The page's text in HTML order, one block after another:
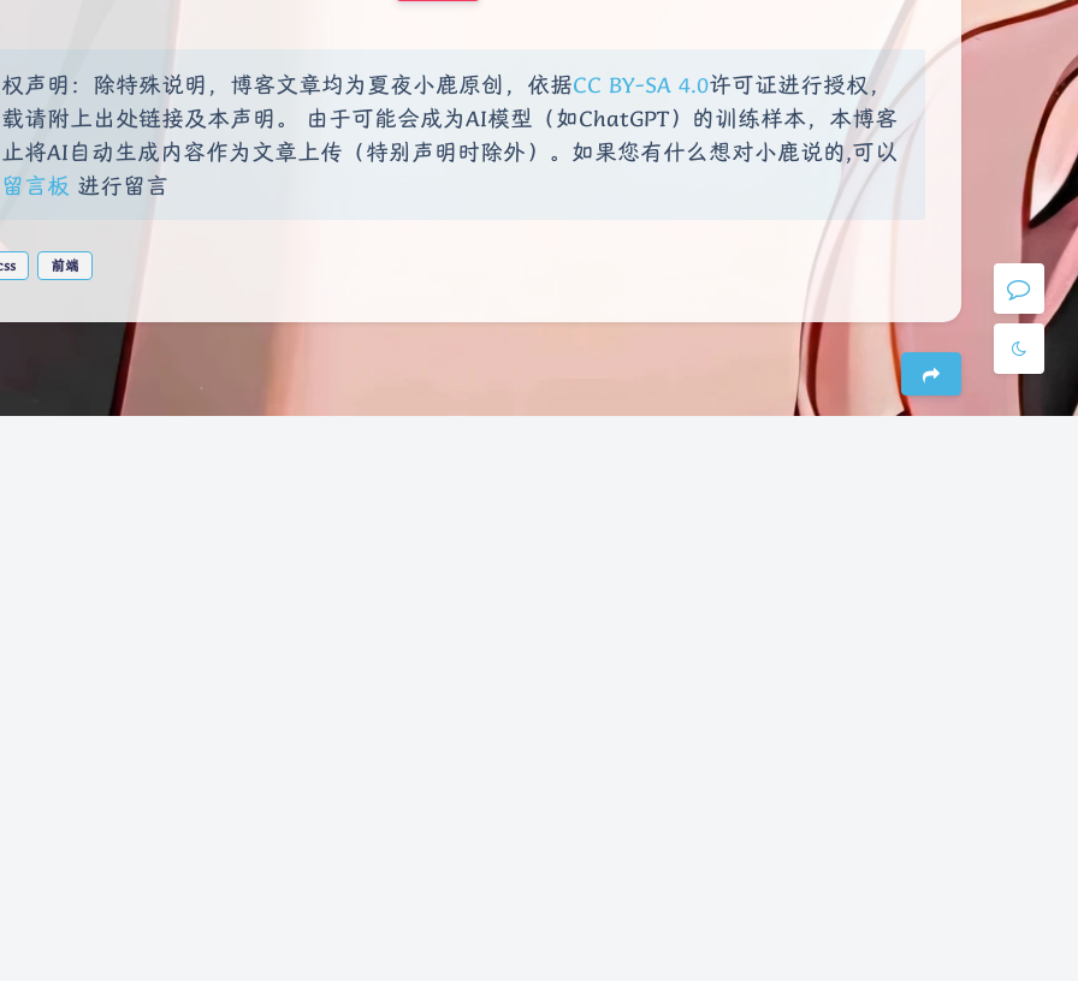
Serif
浅阴影 深阴影
暗化
声明：除特殊说明，博客文章均为夏夜小鹿原创，依据CC BY-SA 4.0许可证进行授权，
请附上出处链接及本声明。 由于可能会成为AI模型（如ChatGPT）的训练样本，本博客
将AI自动生成内容作为文章上传（特别声明时除外）。如果您有什么想对小鹿说的,可以
留言板 进行留言
前端